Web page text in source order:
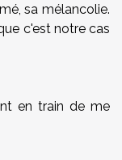
sa mélancolie.
c'est notre cas
en train de me